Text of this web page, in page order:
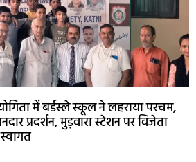
में बर्डस्ले स्कूल ने लहराया परचम,
प्रदर्शन, मुड़वारा स्टेशन पर विजेता